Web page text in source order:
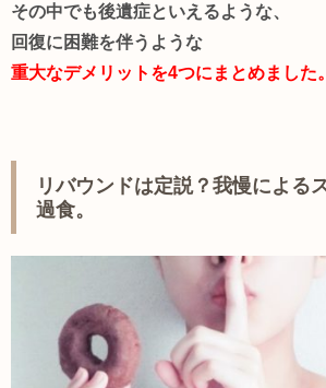
その中でも後遺症といえるような、
回復に困難を伴うような
重大なデメリットを4つにまとめました。
リバウンドは定説？我慢による
過食。